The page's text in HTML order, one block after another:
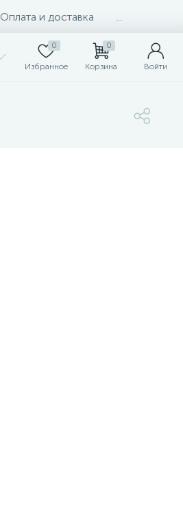
Оплата и доставка
0
Избранное
0
Корзина Войти